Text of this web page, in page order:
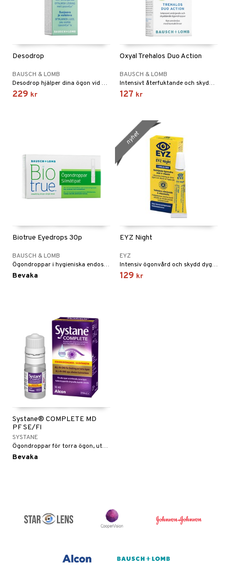
Desodrop
BAUSCH & LOMB
Desodrop hjälper dina ögon vid behandling av inflammationer inklusive infektioner, före och efter ögonkirurgi samt främjar läkningsprocessen.
229 kr
Oxyal Trehalos Duo Action
BAUSCH & LOMB
Intensivt återfuktande och skyddande ögondroppar som avser att lindra och avhjälpa symtom på måttligt eller mycket torra ögon.
127 kr
Biotrue Eyedrops 30p
BAUSCH & LOMB
Ögondroppar i hygieniska endospipetter
Bevaka
EYZ Night
EYZ
Intensiv ögonvård och skydd dygnet runt – natt som dag
129 kr
nyhet
Systane® COMPLETE MD
PF SE/FI
SYSTANE
Ögondroppar för torra ögon, utan konserveringsmedel.
Bevaka